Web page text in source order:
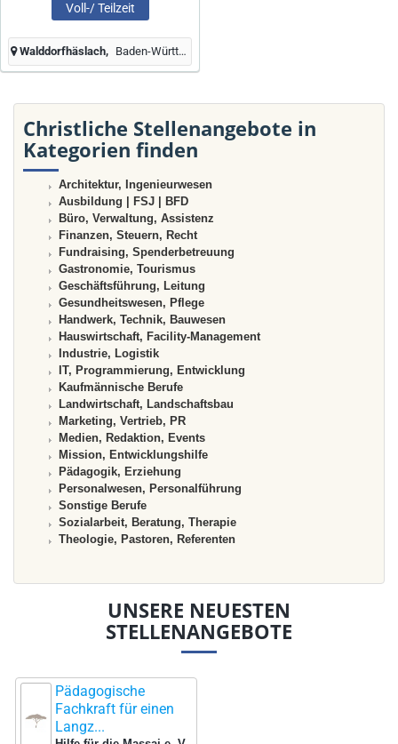
Voll-/ Teilzeit
Walddorfhäslach Baden-Württemberg, Deutschland
Christliche Stellenangebote in
Kategorien finden
Architektur, Ingenieurwesen
Ausbildung | FSJ | BFD
Büro, Verwaltung, Assistenz
Finanzen, Steuern, Recht
Fundraising, Spenderbetreuung
Gastronomie, Tourismus
Geschäftsführung, Leitung
Gesundheitswesen, Pflege
Handwerk, Technik, Bauwesen
Hauswirtschaft, Facility-Management
Industrie, Logistik
IT, Programmierung, Entwicklung
Kaufmännische Berufe
Landwirtschaft, Landschaftsbau
Marketing, Vertrieb, PR
Medien, Redaktion, Events
Mission, Entwicklungshilfe
Pädagogik, Erziehung
Personalwesen, Personalführung
Sonstige Berufe
Sozialarbeit, Beratung, Therapie
Theologie, Pastoren, Referenten
UNSERE NEUESTEN
STELLENANGEBOTE
Pädagogische
Fachkraft für einen
Langz...